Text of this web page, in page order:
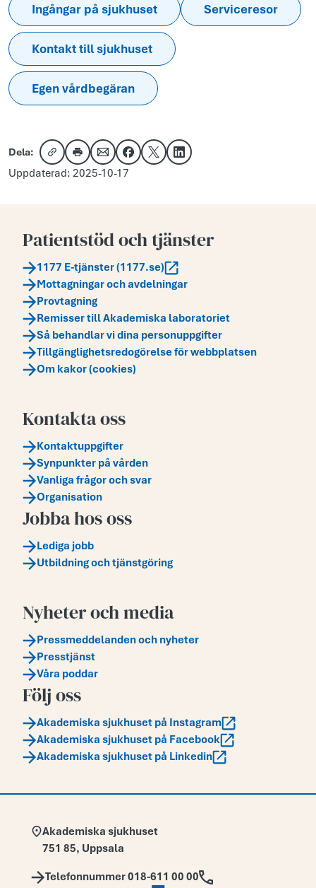
Ingångar på sjukhuset Serviceresor
Kontakt till sjukhuset
Egen vårdbegäran
Dela:
Kopiera länk
Skriv utDela via e-post
Dela på Facebook
Dela på XDela på LinkedIn
Uppdaterad: 2025-10-17
Patientstöd och tjänster
1177 E-tjänster (1177.se)
Mottagningar och avdelningar
Provtagning
Remisser till Akademiska laboratoriet
Så behandlar vi dina personuppgifter
Tillgänglighetsredogörelse för webbplatsen
Om kakor (cookies)
Kontakta oss
Kontaktuppgifter
Synpunkter på vården
Vanliga frågor och svar
Organisation
Jobba hos oss
Lediga jobb
Utbildning och tjänstgöring
Nyheter och media
Pressmeddelanden och nyheter
Presstjänst
Våra poddar
Följ oss
Akademiska sjukhuset på Instagram
Akademiska sjukhuset på Facebook
Akademiska sjukhuset på Linkedin
Adress:
Akademiska sjukhuset
751 85, Uppsala
Telefon:
Telefonnummer 018-611 00 00